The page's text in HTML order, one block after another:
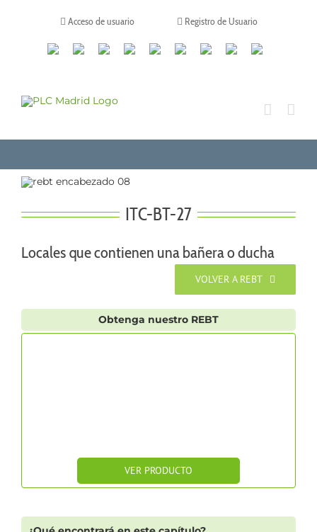
Acceso de usuario Registro de Usuario
CanalesLinkedinYoutubeTiktokFacebookInstagram
X TwitchContacto
ITC-BT-27
Locales que contienen una bañera o ducha
VOLVER A REBT
Obtenga nuestro REBT
VER PRODUCTO